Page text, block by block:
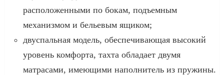
расположенными по бокам, подъемным
механизмом и бельевым ящиком;
двуспальная модель, обеспечивающая высокий
уровень комфорта, тахта обладает двумя
матрасами, имеющими наполнитель из пружины.